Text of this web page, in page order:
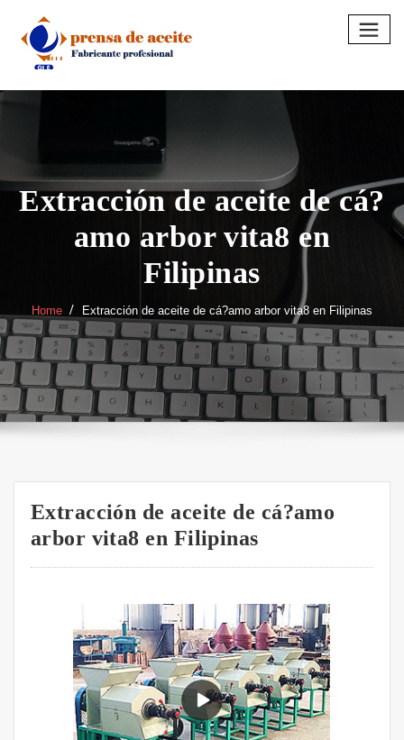
content
Extracción de aceite de cá?
amo arbor vita8 en
Filipinas
Home Extracción de aceite de cá?amo arbor vita8 en Filipinas
Extracción de aceite de cá?amo
arbor vita8 en Filipinas